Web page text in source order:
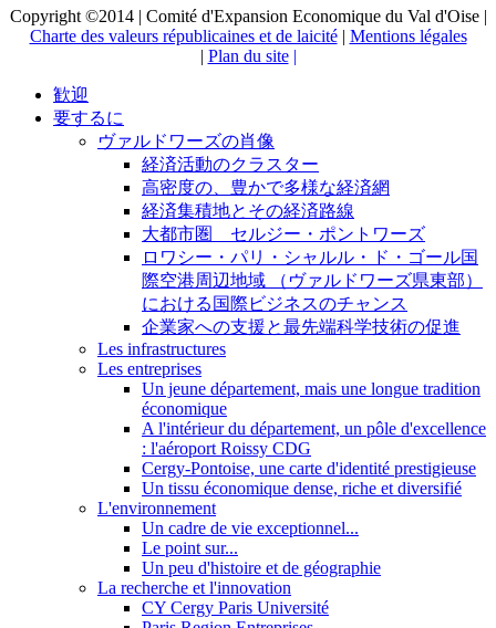
Copyright ©2014 | Comité d'Expansion Economique du Val d'Oise |
Charte des valeurs républicaines et de laicité| Mentions légales
| Plan du site |
歓迎
要するに
ヴァルドワーズの肖像
経済活動のクラスター
高密度の、豊かで多様な経済網
経済集積地とその経済路線
大都市圏 セルジー・ポントワーズ
ロワシー・パリ・シャルル・ド・ゴール国
際空港周辺地域 （ヴァルドワーズ県東部）
における国際ビジネスのチャンス
企業家への支援と最先端科学技術の促進
Les infrastructures
Les entreprises
Un jeune département, mais une longue tradition
économique
A l'intérieur du département, un pôle d'excellence
: l'aéroport Roissy CDG
Cergy-Pontoise, une carte d'identité prestigieuse
Un tissu économique dense, riche et diversifié
L'environnement
Un cadre de vie exceptionnel...
Le point sur...
Un peu d'histoire et de géographie
La recherche et l'innovation
CY Cergy Paris Université